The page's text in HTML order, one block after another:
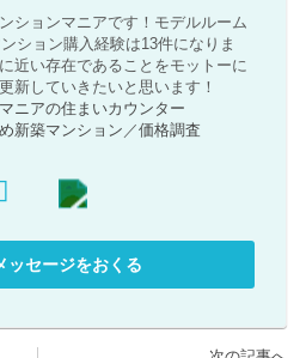
ションマニアです！モデルルーム
ション購入経験は13件になりま
近い存在であることをモットーに
新していきたいと思います！
ニアの住まいカウンター
新築マンション ／価格調査
ッセージをおくる